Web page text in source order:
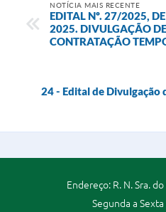
NOTÍCIA MAIS RECENTE
EDITAL Nº. 27/2025,
2025. DIVULGAÇÃO
CONTRATAÇÃO
24 - Edital de Divulgação
Endereço: R. N. Sra.
Segunda a